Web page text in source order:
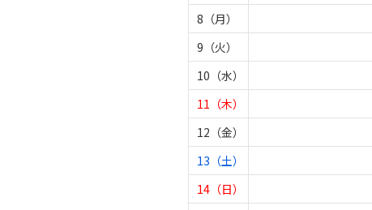
8（月）
9（火）
10（水）
11（木）
12（金）
13（土）
14（日）